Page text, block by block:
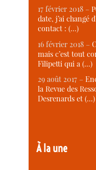
17 février 2018 –
date, j’ai changé
contact : (…)
16 février 2018 –
mais c’est tout
Filipetti qui a (…)
29 août 2017 –
la Revue des
Desrenards et (…)
À la une